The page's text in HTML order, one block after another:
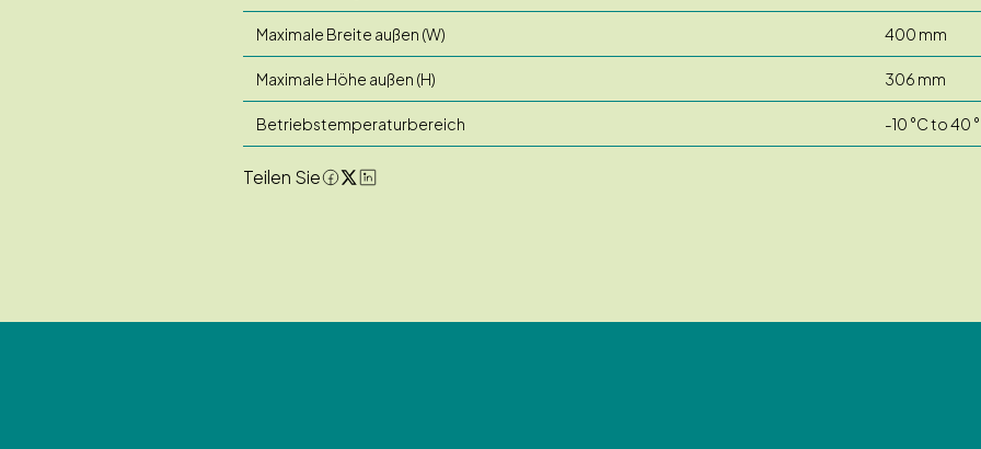
Maximale Breite außen (W) 400 mm
Maximale Höhe außen (H) 306 mm
Betriebstemperaturbereich -10 °C to 40
Teilen Sie